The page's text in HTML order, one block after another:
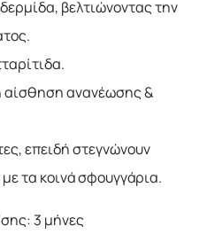
βελτιώνοντας την
αίσθηση ανανέωσης &
επειδή στεγνώνουν
τα κοινά σφουγγάρια.
3 μήνες